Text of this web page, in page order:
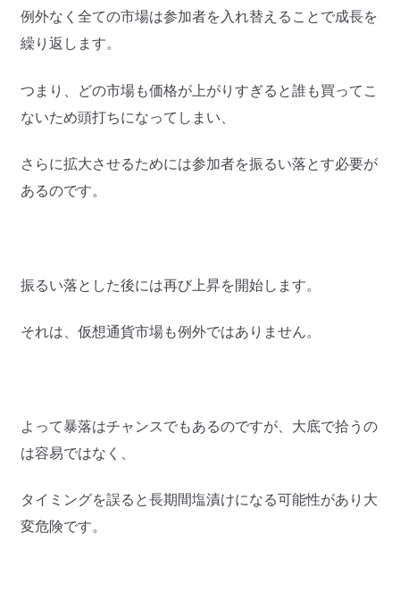
例外なく全ての市場は参加者を入れ替えることで成長を
繰り返します。
つまり、どの市場も価格が上がりすぎると誰も買ってこ
ないため頭打ちになってしまい、
さらに拡大させるためには参加者を振るい落とす必要が
あるのです。
振るい落とした後には再び上昇を開始します。
それは、仮想通貨市場も例外ではありません。
よって暴落はチャンスでもあるのですが、大底で拾うの
は容易ではなく、
タイミングを誤ると長期間塩漬けになる可能性があり大
変危険です。